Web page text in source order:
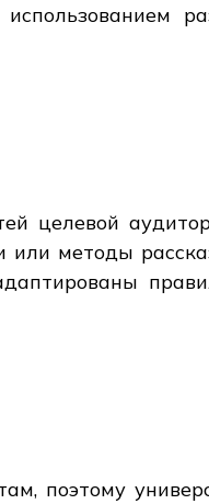
целевой
или методы
поэтому